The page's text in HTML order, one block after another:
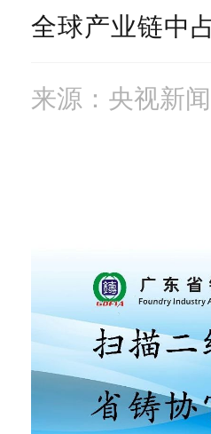
全球产业链中
来源：央视新闻